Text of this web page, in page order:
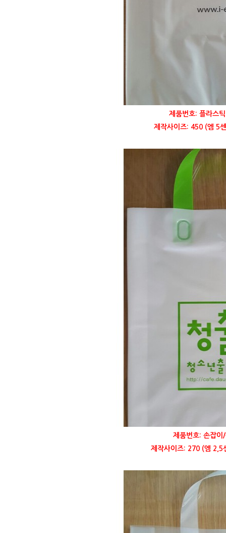
제품번호: 플라스
제작사이즈: 450 (엠 5
제품번호: 손잡이
제작사이즈: 270 (엠 2,5